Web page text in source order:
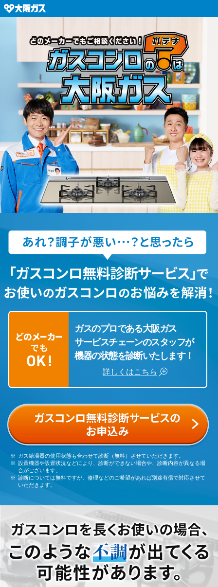
ガスのプロである大阪ガス
サービスチェーンのスタッフが
機器の状態を診断いたします！
詳しくはこちら
ガス給湯器の使用状態も合わせて診断（無料）させていただきます。
設置機器や設置状況などにより、診断ができない場合や、診断内容が異なる場
合がございます。
診断については無料ですが、修理などのご希望があれば別途有償で対応させて
いただきます。